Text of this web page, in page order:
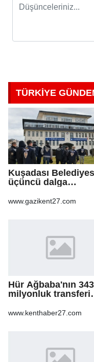
TÜRKİYE
Kuşadası
üçüncü dalga
www.gazikent27.com
Hür Ağbaba'nın 343
milyonluk transferi
Ağbaba'ya milyonlar
www.kenthaber27.com